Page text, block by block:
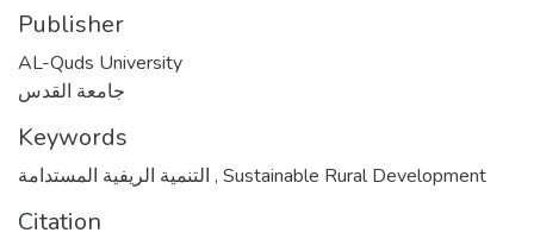
Publisher
AL-Quds University
جامعة القدس
Keywords
, Sustainable Rural Development
Citation